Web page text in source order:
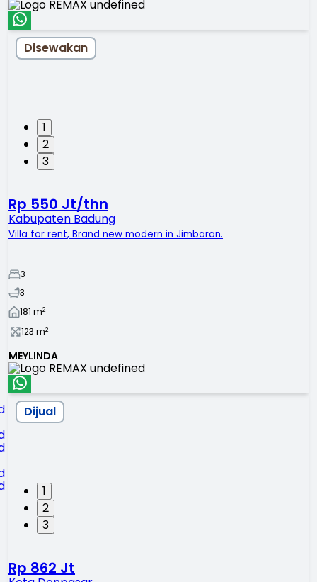
1
2
3
Disewakan
Rp 550 Jt/thn
Kabupaten Badung
Villa for rent, Brand new modern in Jimbaran.
3
3
181 m2
123 m2
MEYLINDA
1
2
3
Dijual
Rp 862 Jt